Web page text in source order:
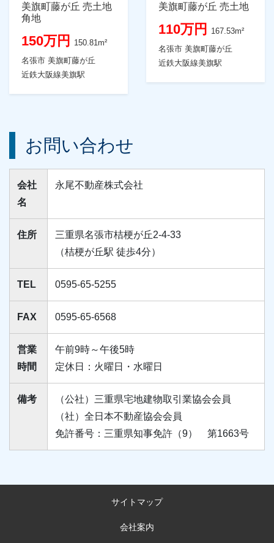
美旗町藤が丘 売土地
角地
150万円
150.81m²
名張市 美旗町藤が丘
近鉄大阪線美旗駅
美旗町藤が丘 売土地
110万円
167.53m²
名張市 美旗町藤が丘
近鉄大阪線美旗駅
お問い合わせ
会社
名
永尾不動産株式会社
住所
三重県名張市桔梗が丘2-4-33
（桔梗が丘駅 徒歩4分）
TEL 0595-65-5255
FAX 0595-65-6568
営業
時間
午前9時～午後5時
定休日：火曜日・水曜日
備考
（公社）三重県宅地建物取引業協会会員
（社）全日本不動産協会会員
免許番号：三重県知事免許（9） 第1663号
サイトマップ
会社案内